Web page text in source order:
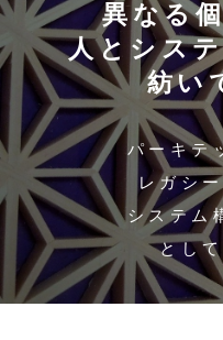
異なる
人とシス
紡い
パーキテ
レガシ
システム
とし